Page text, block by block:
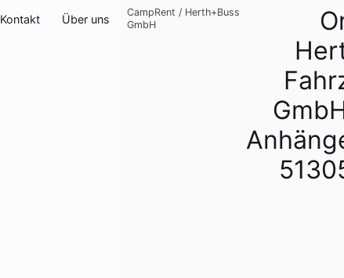
Kontakt Über uns
CampRent
GmbH
/ Herth+Buss